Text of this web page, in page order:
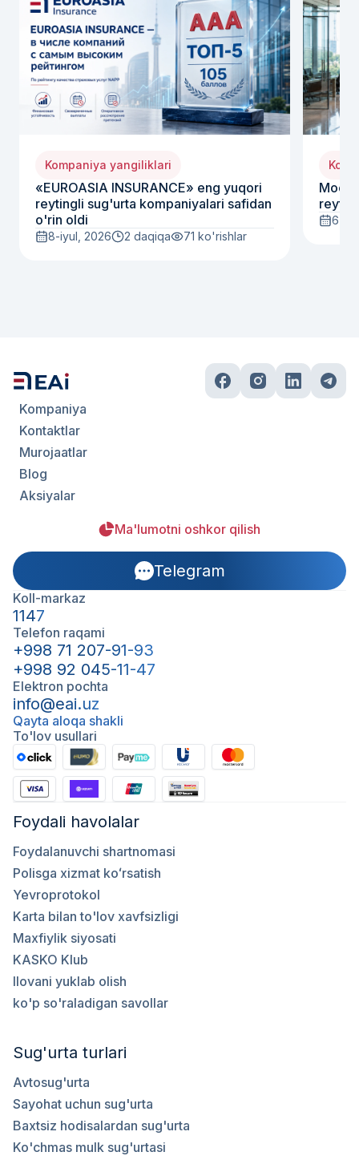
Kompaniya yangiliklari
«EUROASIA INSURANCE» eng yuqori
reytingli sug'urta kompaniyalari safidan
o'rin oldi
8-iyul, 2026 2 daqiqa 71 ko'rishlar
6-
Kompaniya
Kontaktlar
Murojaatlar
Blog
Aksiyalar
Ma'lumotni oshkor qilish
Telegram
Koll-markaz
1147
Telefon raqami
+998 71 207-91-93
+998 92 045-11-47
Elektron pochta
info@eai.uz
Qayta aloqa shakli
To'lov usullari
Foydali havolalar
Foydalanuvchi shartnomasi
Polisga xizmat koʻrsatish
Yevroprotokol
Karta bilan to'lov xavfsizligi
Maxfiylik siyosati
KASKO Klub
Ilovani yuklab olish
ko'p so'raladigan savollar
Sug'urta turlari
Avtosug'urta
Sayohat uchun sug'urta
Baxtsiz hodisalardan sug'urta
Ko'chmas mulk sug'urtasi